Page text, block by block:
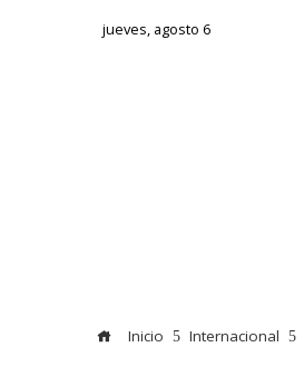
jueves, agosto 6
Inicio Internacional